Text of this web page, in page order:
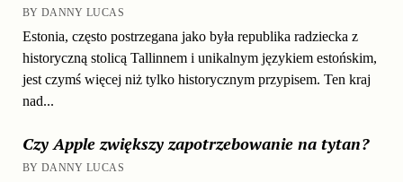
BY DANNY LUCAS
Estonia, często postrzegana jako była republika radziecka z
historyczną stolicą Tallinnem i unikalnym językiem estońskim,
jest czymś więcej niż tylko historycznym przypisem. Ten kraj
nad...
Czy Apple zwiększy zapotrzebowanie na tytan?
BY DANNY LUCAS